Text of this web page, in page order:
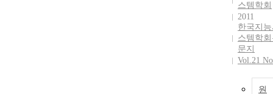
스템학회
2011
한국지
스템학
문지
Vol.21
원